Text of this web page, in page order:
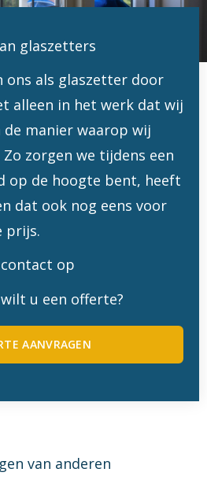
glaszetters
ons als glaszetter door
alleen in het werk dat wij
manier waarop wij
zorgen we tijdens een
op de hoogte bent, heeft
dat ook nog eens voor
prijs.
op
u een offerte?
AANVRAGEN
van anderen